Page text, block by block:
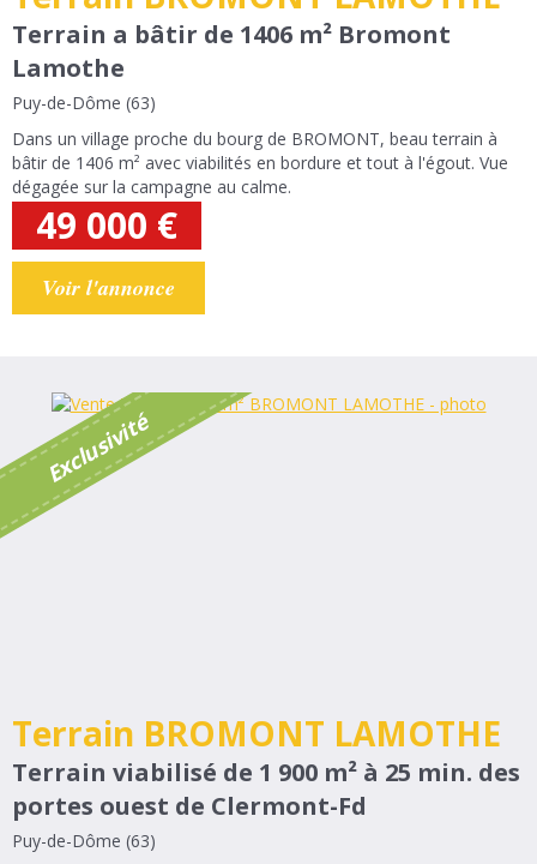
Terrain a bâtir de 1406 m² Bromont
Lamothe
Puy-de-Dôme (63)
Dans un village proche du bourg de BROMONT, beau terrain à
bâtir de 1406 m² avec viabilités en bordure et tout à l'égout. Vue
dégagée sur la campagne au calme.
49 000 €
Voir l'annonce
E
x
c
l
u
s
i
v
i
t
é
Terrain BROMONT LAMOTHE
Terrain viabilisé de 1 900 m² à 25 min. des
portes ouest de Clermont-Fd
Puy-de-Dôme (63)